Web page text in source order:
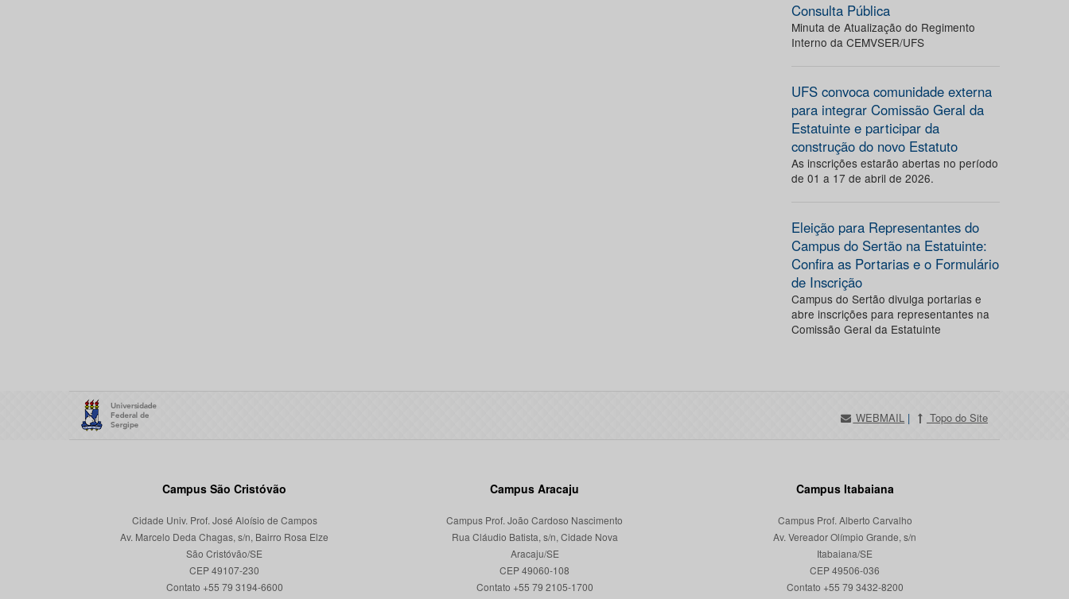
Consulta Pública
Minuta de Atualização do Regimento
Interno da CEMVSER/UFS
UFS convoca comunidade externa
para integrar Comissão Geral da
Estatuinte e participar da
construção do novo Estatuto
As inscrições estarão abertas no período
de 01 a 17 de abril de 2026.
Eleição para Representantes do
Campus do Sertão na Estatuinte:
Confira as Portarias e o Formulário
de Inscrição
Campus do Sertão divulga portarias e
abre inscrições para representantes na
Comissão Geral da Estatuinte
WEBMAIL | Topo do Site
Campus São Cristóvão
Cidade Univ. Prof. José Aloísio de Campos
Av. Marcelo Deda Chagas, s/n, Bairro Rosa Elze
São Cristóvão/SE
CEP 49107-230
Campus Aracaju
Campus Prof. João Cardoso Nascimento
Rua Cláudio Batista, s/n, Cidade Nova
Aracaju/SE
CEP 49060-108
Campus Itabaiana
Campus Prof. Alberto Carvalho
Av. Vereador Olímpio Grande, s/n
Itabaiana/SE
CEP 49506-036